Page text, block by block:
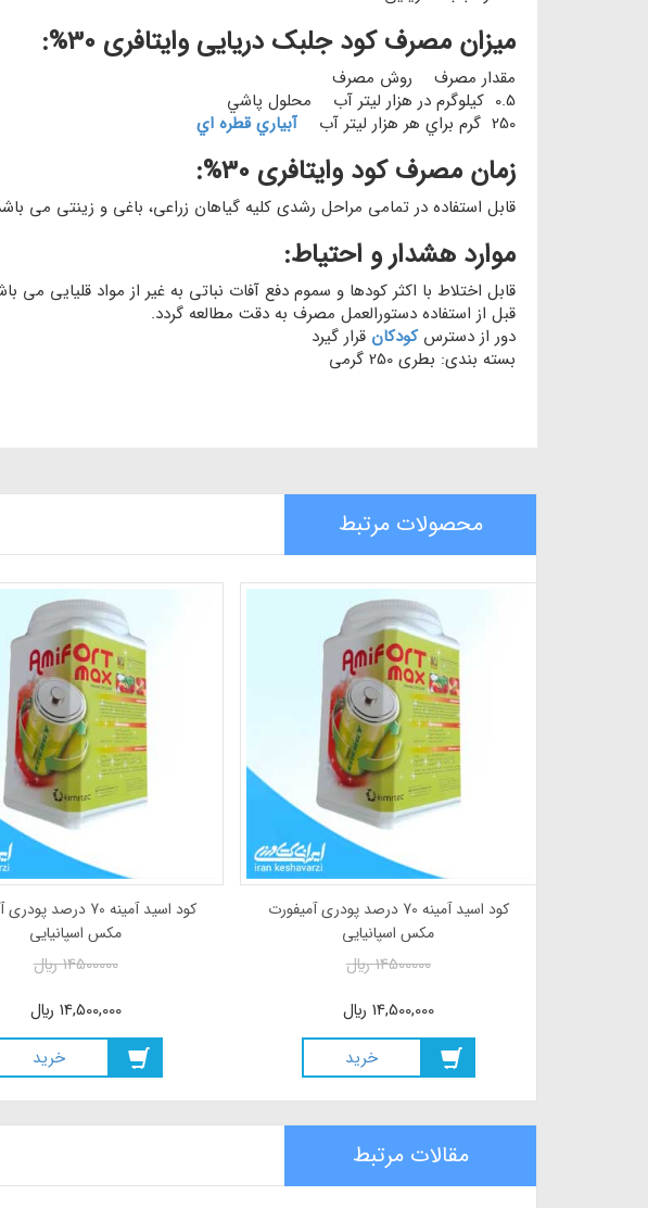
میزان مصرف کود جلبک دریایی وایتافری 30%:
مقدار مصرف روش مصرف
0.5 كيلوگرم در هزار ليتر آب محلول پاشي
250 گرم براي هر هزار ليتر آب
آبياري قطره اي
زمان مصرف کود وایتافری 30%:
قابل استفاده در تمامی مراحل رشدی کلیه گیاهان زراعی، باغی و زینتی می
موارد هشدار و احتیاط:
قابل اختلاط با اکثر کودها و سموم دفع آفات نباتی به غیر از مواد قلیایی می
قبل از استفاده دستورالعمل مصرف به دقت مطالعه گردد.
دور از دسترس کودکان قرار گیرد
بسته بندی: بطری 250 گرمی
محصولات مرتبط
کود اسید آمینه 70 درصد
مکس اسپانیایی
14500000ريال
14,500,000 ريال
خريد
کود اسید آمینه 70 درصد پودری آمیفورت
مکس اسپانیایی
14500000ريال
14,500,000 ريال
خريد
مقالات مرتبط